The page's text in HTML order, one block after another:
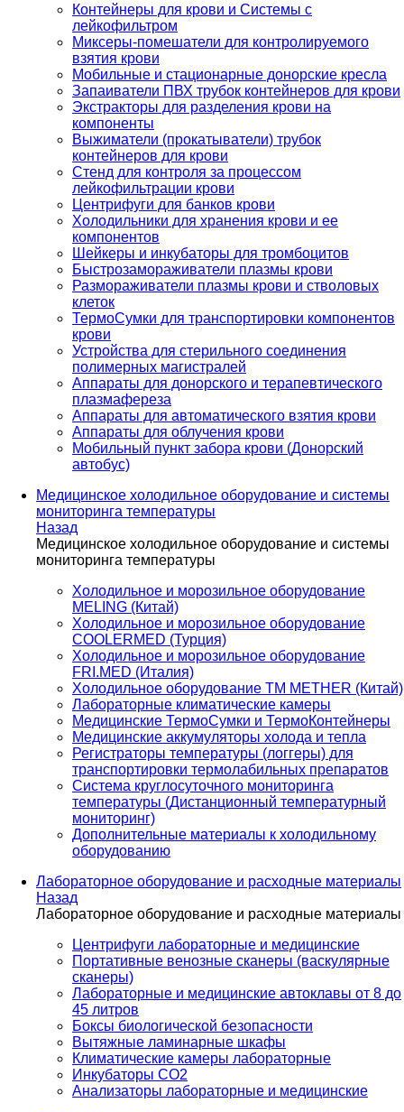
Контейнеры для крови и Системы с
лейкофильтром
Миксеры-помешатели для контролируемого
взятия крови
Мобильные и стационарные донорские кресла
Запаиватели ПВХ трубок контейнеров для крови
Экстракторы для разделения крови на
компоненты
Выжиматели (прокатыватели) трубок
контейнеров для крови
Стенд для контроля за процессом
лейкофильтрации крови
Центрифуги для банков крови
Холодильники для хранения крови и ее
компонентов
Шейкеры и инкубаторы для тромбоцитов
Быстрозамораживатели плазмы крови
Размораживатели плазмы крови и стволовых
клеток
ТермоСумки для транспортировки компонентов
крови
Устройства для стерильного соединения
полимерных магистралей
Аппараты для донорского и терапевтического
плазмафереза
Аппараты для автоматического взятия крови
Аппараты для облучения крови
Мобильный пункт забора крови (Донорский
автобус)
Медицинское холодильное оборудование и системы
мониторинга температуры
Назад
Медицинское холодильное оборудование и системы
мониторинга температуры
Холодильное и морозильное оборудование
MELING (Китай)
Холодильное и морозильное оборудование
COOLERMED (Турция)
Холодильное и морозильное оборудование
FRI.MED (Италия)
Холодильное оборудование TM METHER (Китай)
Лабораторные климатические камеры
Медицинские ТермоСумки и ТермоКонтейнеры
Медицинские аккумуляторы холода и тепла
Регистраторы температуры (логгеры) для
транспортировки термолабильных препаратов
Система круглосуточного мониторинга
температуры (Дистанционный температурный
мониторинг)
Дополнительные материалы к холодильному
оборудованию
Лабораторное оборудование и расходные материалы
Назад
Лабораторное оборудование и расходные материалы
Центрифуги лабораторные и медицинские
Портативные венозные сканеры (васкулярные
сканеры)
Лабораторные и медицинские автоклавы от 8 до
45 литров
Боксы биологической безопасности
Вытяжные ламинарные шкафы
Климатические камеры лабораторные
Инкубаторы СО2
Анализаторы лабораторные и медицинские